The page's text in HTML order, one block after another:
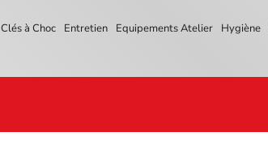
Clés à Choc Entretien Equipements Atelier Hygiène